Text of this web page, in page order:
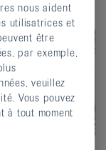
nous aident
utilisatrices et
être
par exemple,
veuillez
Vous pouvez
à tout moment